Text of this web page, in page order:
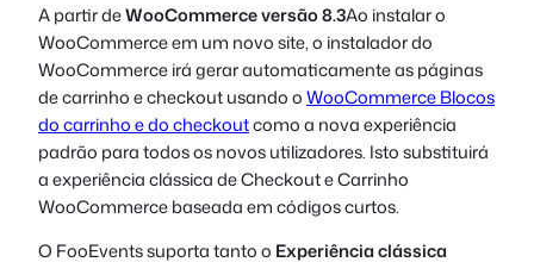
A partir deWooCommerce versão 8.3Ao instalar o
WooCommerce em um novo site, o instalador do
WooCommerce irá gerar automaticamente as páginas
de carrinho e checkout usando oWooCommerce Blocos
do carrinho e do checkoutcomo a nova experiência
padrão para todos os novos utilizadores. Isto substituirá
a experiência clássica de Checkout e Carrinho
WooCommerce baseada em códigos curtos.
O FooEvents suporta tanto o Experiência clássica